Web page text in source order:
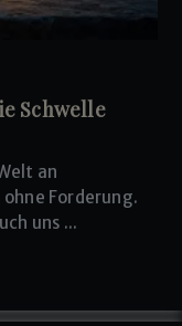
Schwelle
an
Forderung.
uns ...